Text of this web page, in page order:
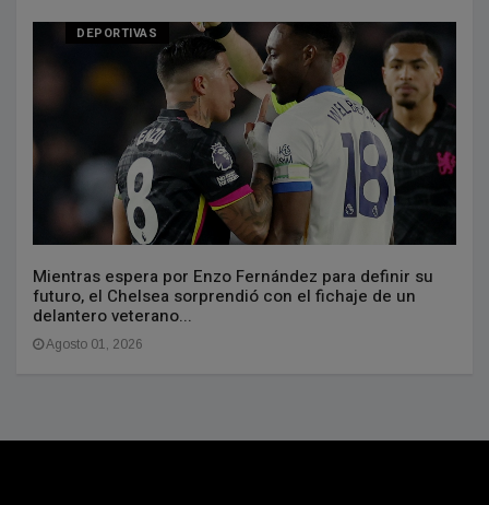
DEPORTIVAS
Mientras espera por Enzo Fernández para definir su
futuro, el Chelsea sorprendió con el fichaje de un
delantero veterano...
Agosto 01, 2026